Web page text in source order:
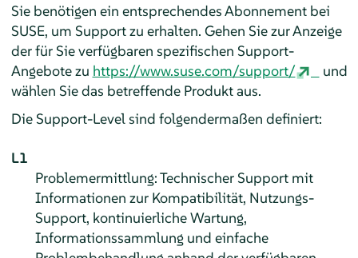
Sie benötigen ein entsprechendes Abonnement bei
SUSE, um Support zu erhalten. Gehen Sie zur Anzeige
der für Sie verfügbaren spezifischen Support-
Angebote zu https://www.suse.com/support/
und
wählen Sie das betreffende Produkt aus.
Die Support-Level sind folgendermaßen definiert:
L1
Problemermittlung: Technischer Support mit
Informationen zur Kompatibilität, Nutzungs-
Support, kontinuierliche Wartung,
Informationssammlung und einfache